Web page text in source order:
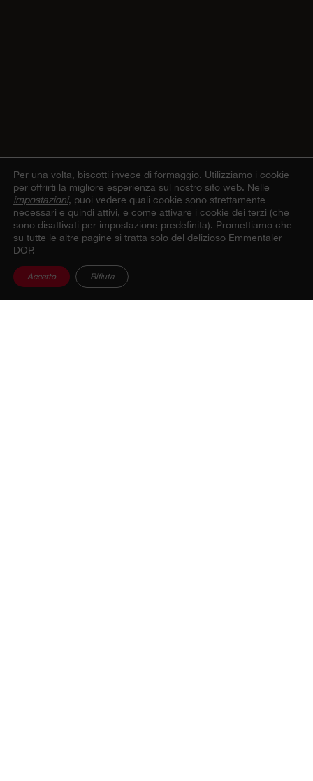
Per una volta, biscotti invece di formaggio. Utilizziamo i cookie
per offrirti la migliore esperienza sul nostro sito web. Nelle
impostazioni, puoi vedere quali cookie sono strettamente
necessari e quindi attivi, e come attivare i cookie dei terzi (che
sono disattivati per impostazione predefinita). Promettiamo che
su tutte le altre pagine si tratta solo del delizioso Emmentaler
DOP.
Accetto Rifiuta